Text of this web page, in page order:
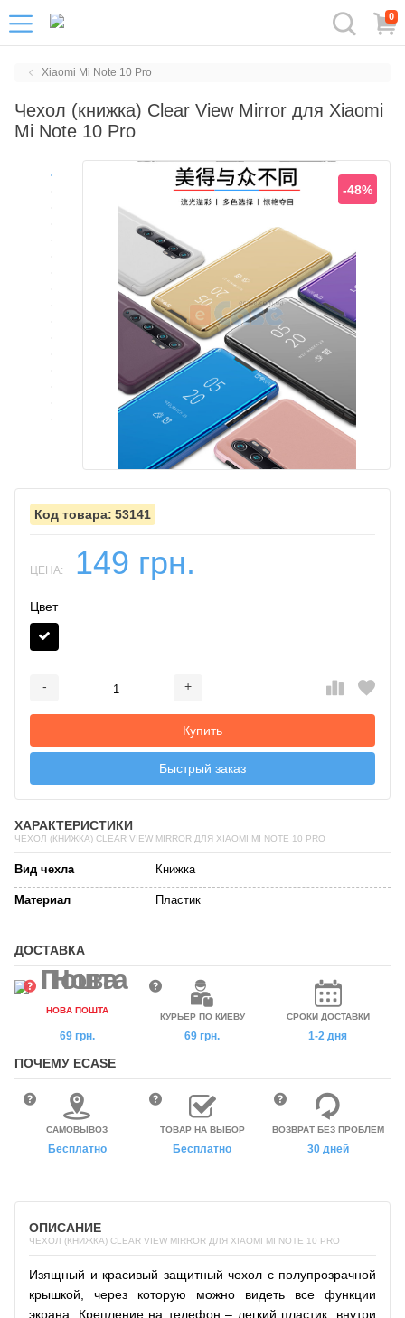
0
Xiaomi Mi Note 10 Pro
Чехол (книжка) Clear View Mirror для Xiaomi
Mi Note 10 Pro
-48%
53141
ЦЕНА: 149 грн.
Цвет
- +
Купить
Быстрый заказ
ХАРАКТЕРИСТИКИ
ЧЕХОЛ (КНИЖКА) CLEAR VIEW MIRROR ДЛЯ XIAOMI MI NOTE 10 PRO
Вид чехла Книжка
Материал Пластик
ДОСТАВКА
НОВА ПОШТА
69 грн.
КУРЬЕР ПО КИЕВУ
69 грн.
СРОКИ ДОСТАВКИ
1-2 дня
ПОЧЕМУ ECASE
САМОВЫВОЗ
Бесплатно
ТОВАР НА ВЫБОР
Бесплатно
ВОЗВРАТ БЕЗ ПРОБЛЕМ
30 дней
ОПИСАНИЕ
ЧЕХОЛ (КНИЖКА) CLEAR VIEW MIRROR ДЛЯ XIAOMI MI NOTE 10 PRO
Изящный и красивый защитный чехол с полупрозрачной
крышкой, через которую можно видеть все функции
экрана. Крепление на телефон – легкий пластик, внутри